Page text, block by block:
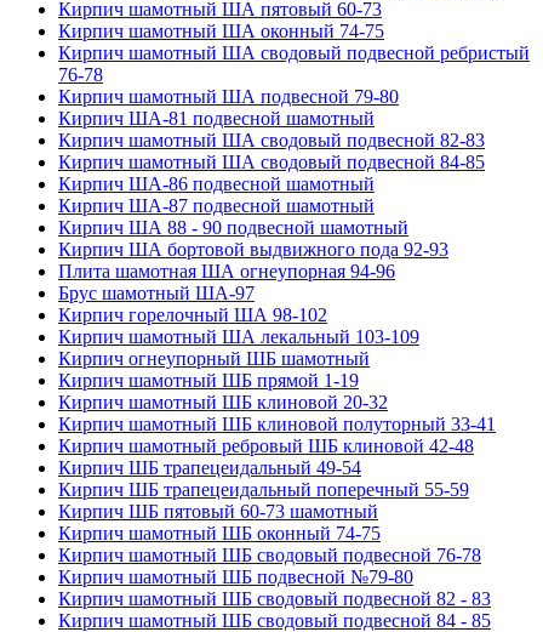
Кирпич шамотный ША пятовый 60-73
Кирпич шамотный ША оконный 74-75
Кирпич шамотный ША сводовый подвесной ребристый
76-78
Кирпич шамотный ША подвесной 79-80
Кирпич ША-81 подвесной шамотный
Кирпич шамотный ША сводовый подвесной 82-83
Кирпич шамотный ША сводовый подвесной 84-85
Кирпич ША-86 подвесной шамотный
Кирпич ША-87 подвесной шамотный
Кирпич ША 88 - 90 подвесной шамотный
Кирпич ША бортовой выдвижного пода 92-93
Плита шамотная ША огнеупорная 94-96
Брус шамотный ША-97
Кирпич горелочный ША 98-102
Кирпич шамотный ША лекальный 103-109
Кирпич огнеупорный ШБ шамотный
Кирпич шамотный ШБ прямой 1-19
Кирпич шамотный ШБ клиновой 20-32
Кирпич шамотный ШБ клиновой полуторный 33-41
Кирпич шамотный ребровый ШБ клиновой 42-48
Кирпич ШБ трапецеидальный 49-54
Кирпич ШБ трапецеидальный поперечный 55-59
Кирпич ШБ пятовый 60-73 шамотный
Кирпич шамотный ШБ оконный 74-75
Кирпич шамотный ШБ сводовый подвесной 76-78
Кирпич шамотный ШБ подвесной №79-80
Кирпич шамотный ШБ сводовый подвесной 82 - 83
Кирпич шамотный ШБ сводовый подвесной 84 - 85